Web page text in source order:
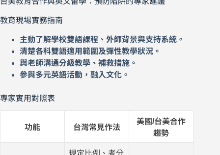
教育現場實務指南
主動了解學校雙語課程、外師背景與支持系統。
清楚各科雙語適用範圍及彈性教學狀況。
與老師溝通分級教學、補救措施。
參與多元英語活動，融入文化。
專家實用對照表
功能 台灣常見作法
美國/台美合作
趨勢